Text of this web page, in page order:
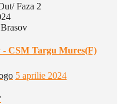
Faza 2
CSM Targu Mures(F)
5 aprilie 2024